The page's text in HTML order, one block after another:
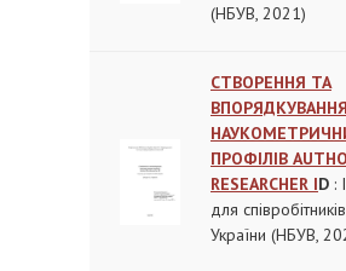
(НБУВ, 2021)
СТВОРЕННЯ ТА
ВПОРЯДКУВАННЯ
ПРОФІЛІВ
RESEARCHER ID :
для
України (НБУВ,